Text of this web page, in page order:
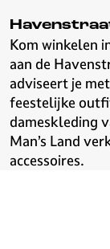
Kom winkelen
aan de
adviseert je
feestelijke
dameskleding
Man’s Land
accessoires.